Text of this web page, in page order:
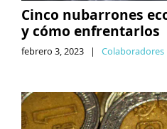
Cinco nubarrones
y cómo enfrentarlos
febrero 3, 2023 | Colaboradores